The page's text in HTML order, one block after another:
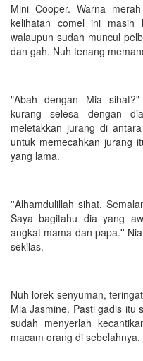
Mini Cooper. Warna
kelihatan comel ini masih
walaupun sudah muncul
dan gah. Nuh tenang
"Abah dengan Mia
kurang selesa dengan
meletakkan jurang di
untuk memecahkan jurang
yang lama.
''Alhamdulillah sihat.
Saya bagitahu dia yang
angkat mama dan papa.''
sekilas.
Nuh lorek senyuman,
Mia Jasmine. Pasti gadis itu
sudah menyerlah
macam orang di sebelahnya.